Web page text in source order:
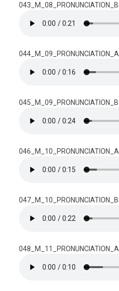
043_M_08_PRONUNCIATION_B
044_M_09_PRONUNCIATION_A
045_M_09_PRONUNCIATION_B
046_M_10_PRONUNCIATION_A
047_M_10_PRONUNCIATION_B
048_M_11_PRONUNCIATION_A